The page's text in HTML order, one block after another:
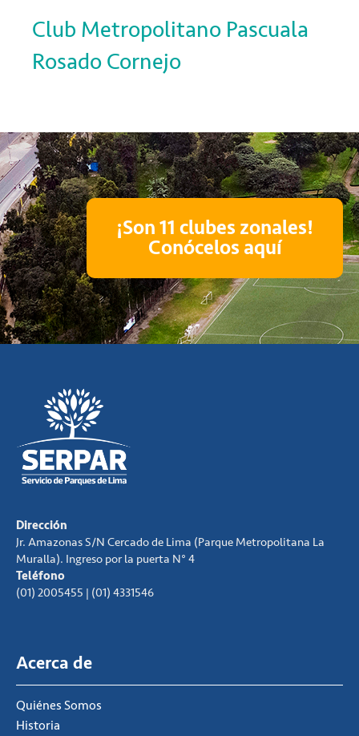
Club Metropolitano Pascuala
Rosado Cornejo
¡Son 11 clubes zonales!
Conócelos aquí
Dirección
Jr. Amazonas S/N Cercado de Lima (Parque Metropolitana La
Muralla). Ingreso por la puerta N° 4
Teléfono
(01) 2005455 | (01) 4331546
Acerca de
Quiénes Somos
Historia